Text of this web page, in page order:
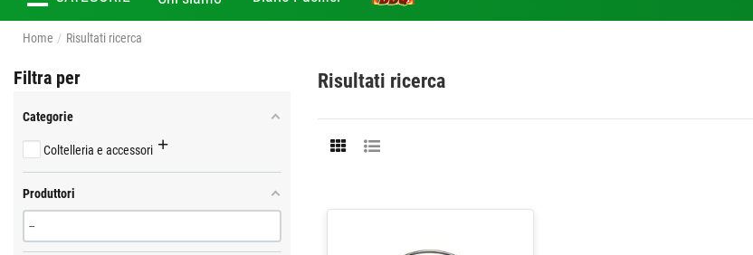
Home Risultati ricerca
Risultati ricerca
Filtra per
Categorie
Coltelleria e accessori
Produttori